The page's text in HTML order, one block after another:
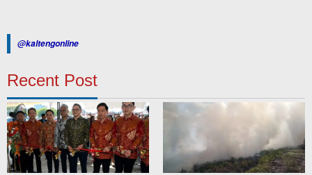
@kaltengonline
Recent Post